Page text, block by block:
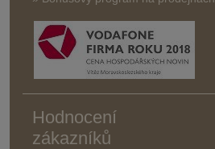
Hodnocení
zákazníků